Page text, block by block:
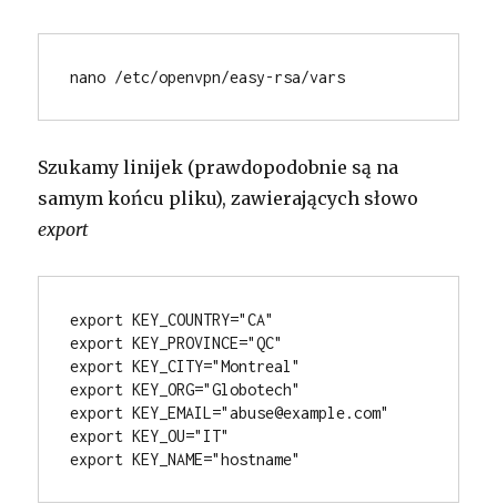
nano /etc/openvpn/easy-rsa/vars
Szukamy linijek (prawdopodobnie są na
samym końcu pliku), zawierających słowo
export
export KEY_COUNTRY="CA"
export KEY_PROVINCE="QC"
export KEY_CITY="Montreal"
export KEY_ORG="Globotech"
export KEY_EMAIL="abuse@example.com"
export KEY_OU="IT"
export KEY_NAME="hostname"